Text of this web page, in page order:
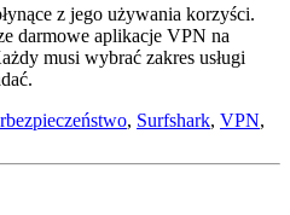
z jego używania korzyści.
darmowe aplikacje VPN na
musi wybrać zakres usługi
, Surfshark, VPN,